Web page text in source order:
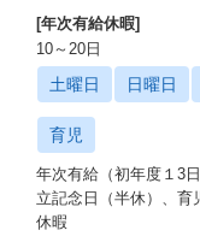
[年次有給休暇]
10～20日
土曜日 日曜日
育児
年次有給（初年度１3
立記念日（半休）、育
休暇